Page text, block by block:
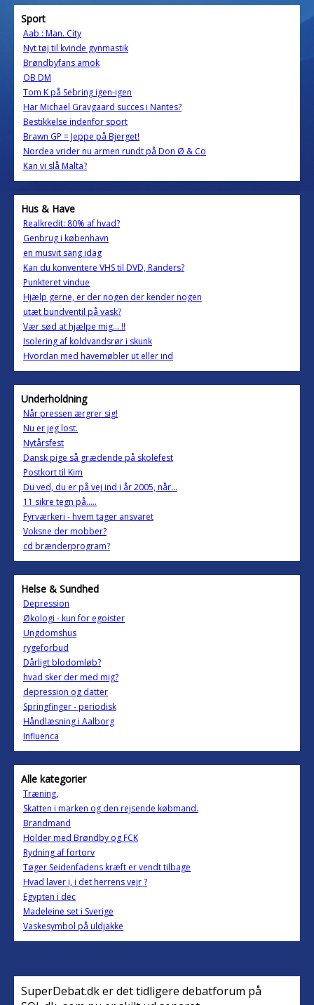
Sport
Aab : Man. City
Nyt tøj til kvinde gynmastik
Brøndbyfans amok
OB DM
Tom K på Sebring igen-igen
Har Michael Gravgaard succes i Nantes?
Bestikkelse indenfor sport
Brawn GP = Jeppe på Bjerget!
Nordea vrider nu armen rundt på Don Ø & Co
Kan vi slå Malta?
Hus & Have
Realkredit: 80% af hvad?
Genbrug i københavn
en musvit sang idag
Kan du konventere VHS til DVD, Randers?
Punkteret vindue
Hjælp gerne, er der nogen der kender nogen
utæt bundventil på vask?
Vær sød at hjælpe mig... !!
Isolering af koldvandsrør i skunk
Hvordan med havemøbler ut eller ind
Underholdning
Når pressen ærgrer sig!
Nu er jeg lost.
Nytårsfest
Dansk pige så grædende på skolefest
Postkort til Kim
Du ved, du er på vej ind i år 2005, når…
11 sikre tegn på.....
Fyrværkeri - hvem tager ansvaret
Voksne der mobber?
cd brænderprogram?
Helse & Sundhed
Depression
Økologi - kun for egoister
Ungdomshus
rygeforbud
Dårligt blodomløb?
hvad sker der med mig?
depression og datter
Springfinger - periodisk
Håndlæsning i Aalborg
Influenca
Alle kategorier
Træning,
Skatten i marken og den rejsende købmand.
Brandmand
Holder med Brøndby og FCK
Rydning af fortorv
Tøger Seidenfadens kræft er vendt tilbage
Hvad laver i, i det herrens vejr ?
Egypten i dec
Madeleine set i Sverige
Vaskesymbol på uldjakke
SuperDebat.dk er det tidligere debatforum på